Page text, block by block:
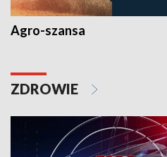
Agro-szansa
ZDROWIE